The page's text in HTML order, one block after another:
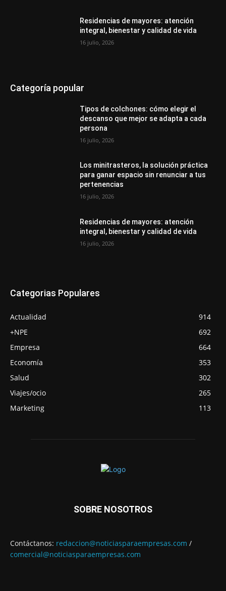
Residencias de mayores: atención
integral, bienestar y calidad de vida
16 julio, 2026
Categoría popular
Tipos de colchones: cómo elegir el
descanso que mejor se adapta a cada
persona
16 julio, 2026
Los minitrasteros, la solución práctica
para ganar espacio sin renunciar a tus
pertenencias
16 julio, 2026
Residencias de mayores: atención
integral, bienestar y calidad de vida
16 julio, 2026
Categorias Populares
Actualidad
914
+NPE
692
Empresa
664
Economía
353
Salud
302
Viajes/ocio
265
Marketing
113
SOBRE NOSOTROS
Contáctanos: redaccion@noticiasparaempresas.com /
comercial@noticiasparaempresas.com